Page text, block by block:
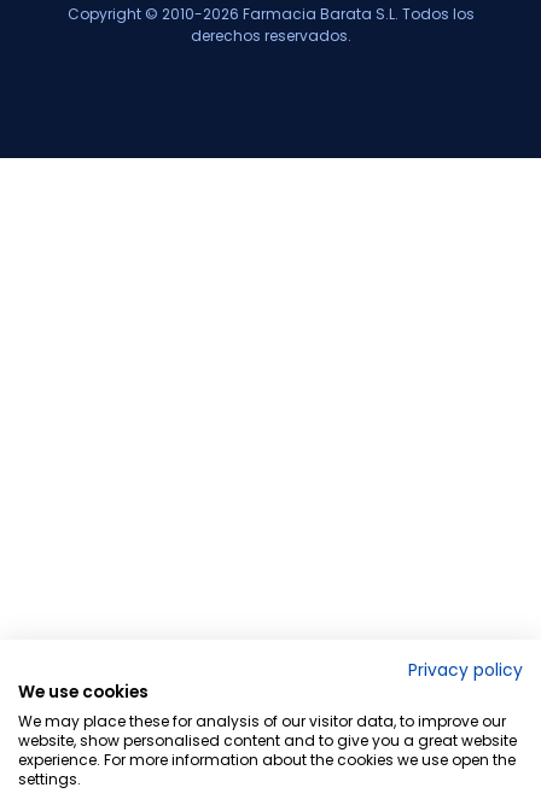
Copyright © 2010-2026 Farmacia Barata S.L. Todos los
derechos reservados.
Privacy policy
We use cookies
We may place these for analysis of our visitor data, to improve our
website, show personalised content and to give you a great website
experience. For more information about the cookies we use open the
settings.